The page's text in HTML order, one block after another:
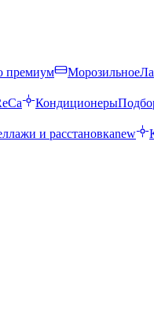
премиум Морозильное
Кондиционеры
и расстановкаnew